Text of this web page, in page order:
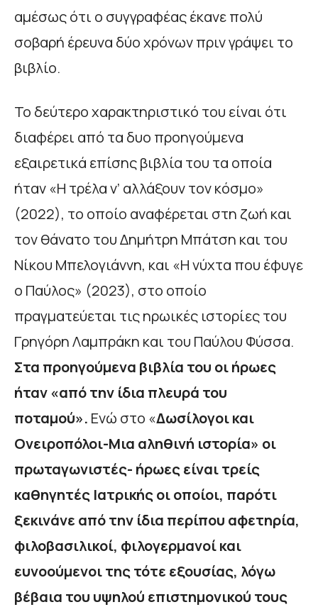
αμέσως ότι ο συγγραφέας έκανε πολύ
σοβαρή έρευνα δύο χρόνων πριν γράψει το
βιβλίο.
Το δεύτερο χαρακτηριστικό του είναι ότι
διαφέρει από τα δυο προηγούμενα
εξαιρετικά επίσης βιβλία του τα οποία
ήταν «Η τρέλα ν’ αλλάξουν τον κόσμο»
(2022), το οποίο αναφέρεται στη ζωή και
τον θάνατο του Δημήτρη Μπάτση και του
Νίκου Μπελογιάννη, και «Η νύχτα που έφυγε
ο Παύλος» (2023), στο οποίο
πραγματεύεται τις ηρωικές ιστορίες του
Γρηγόρη Λαμπράκη και του Παύλου Φύσσα.
Στα προηγούμενα βιβλία του οι ήρωες
ήταν «από την ίδια πλευρά του
ποταμού». Ενώ στο «Δωσίλογοι και
Ονειροπόλοι-Μια αληθινή ιστορία» οι
πρωταγωνιστές- ήρωες είναι τρείς
καθηγητές Ιατρικής οι οποίοι, παρότι
ξεκινάνε από την ίδια περίπου αφετηρία,
φιλοβασιλικοί, φιλογερμανοί και
ευνοούμενοι της τότε εξουσίας, λόγω
βέβαια του υψηλού επιστημονικού τους